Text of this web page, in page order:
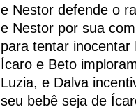
e Nestor defende o
e Nestor por sua
para tentar inocentar
Ícaro e Beto
Luzia, e Dalva
seu bebê seja de